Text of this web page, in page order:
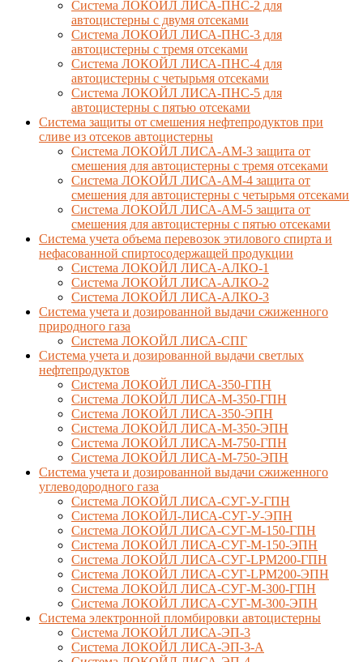
Система ЛОКОЙЛ ЛИСА-ПНС-2 для
автоцистерны с двумя отсеками
Система ЛОКОЙЛ ЛИСА-ПНС-3 для
автоцистерны с тремя отсеками
Система ЛОКОЙЛ ЛИСА-ПНС-4 для
автоцистерны с четырьмя отсеками
Система ЛОКОЙЛ ЛИСА-ПНС-5 для
автоцистерны с пятью отсеками
Система защиты от смешения нефтепродуктов при
сливе из отсеков автоцистерны
Система ЛОКОЙЛ ЛИСА-AM-3 защита от
смешения для автоцистерны с тремя отсеками
Система ЛОКОЙЛ ЛИСА-AM-4 защита от
смешения для автоцистерны с четырьмя отсеками
Система ЛОКОЙЛ ЛИСА-AM-5 защита от
смешения для автоцистерны с пятью отсеками
Система учета объема перевозок этилового спирта и
нефасованной спиртосодержащей продукции
Система ЛОКОЙЛ ЛИСА-AЛКО-1
Система ЛОКОЙЛ ЛИСА-АЛКО-2
Система ЛОКОЙЛ ЛИСА-АЛКО-3
Система учета и дозированной выдачи сжиженного
природного газа
Система ЛОКОЙЛ ЛИСА-СПГ
Система учета и дозированной выдачи светлых
нефтепродуктов
Система ЛОКОЙЛ ЛИСА-350-ГПН
Система ЛОКОЙЛ ЛИСА-М-350-ГПН
Система ЛОКОЙЛ ЛИСА-350-ЭПН
Система ЛОКОЙЛ ЛИСА-М-350-ЭПН
Система ЛОКОЙЛ ЛИСА-М-750-ГПН
Система ЛОКОЙЛ ЛИСА-М-750-ЭПН
Система учета и дозированной выдачи сжиженного
углеводородного газа
Система ЛОКОЙЛ ЛИСА-СУГ-У-ГПН
Система ЛОКОЙЛ-ЛИСА-СУГ-У-ЭПН
Система ЛОКОЙЛ ЛИСА-СУГ-М-150-ГПН
Система ЛОКОЙЛ ЛИСА-СУГ-М-150-ЭПН
Система ЛОКОЙЛ ЛИСА-СУГ-LPM200-ГПН
Система ЛОКОЙЛ ЛИСА-СУГ-LPM200-ЭПН
Система ЛОКОЙЛ ЛИСА-СУГ-М-300-ГПН
Система ЛОКОЙЛ ЛИСА-СУГ-М-300-ЭПН
Система электронной пломбировки автоцистерны
Система ЛОКОЙЛ ЛИСА-ЭП-3
Система ЛОКОЙЛ ЛИСА-ЭП-3-А